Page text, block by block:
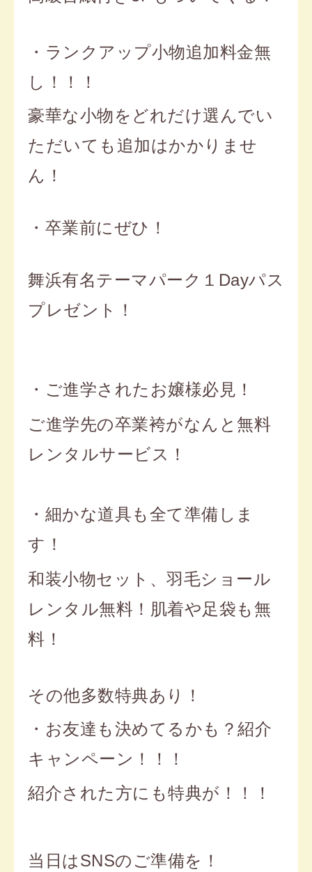
・ランクアップ小物追加料金無
し！！！
豪華な小物をどれだけ選んでい
ただいても追加はかかりませ
ん！
・卒業前にぜひ！
舞浜有名テーマパーク１Dayパス
プレゼント！
・ご進学された お嬢様必見！
ご進学先の卒業袴がなんと無料
レンタルサービス！
・細かな道具も全て準備しま
す！
和装小物セット、羽毛ショール
レンタル無料！肌着や足袋も無
料！
その他多数特典あり！
・お友達も決めてるかも？紹介
キャンペーン！！！
紹介された方にも特典が！！！
当日はSNSのご準備を！